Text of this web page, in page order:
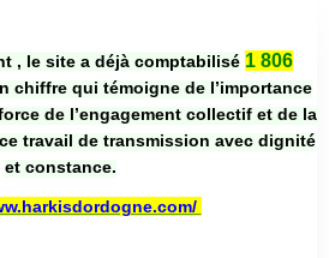
, le site a déjà comptabilisé 1 806
chiffre qui témoigne de l’importance
de l’engagement collectif et de la
travail de transmission avec dignité
et constance.